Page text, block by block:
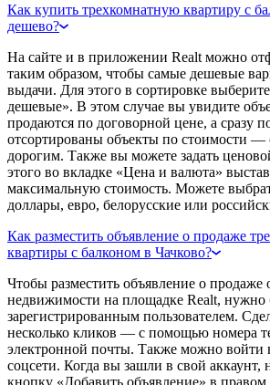
Как купить трехкомнатную квартиру с
дешево?
На сайте и в приложении Realt можно
таким образом, чтобы самые дешевые
выдачи. Для этого в сортировке
дешевые». В этом случае вы увидите
продаются по договорной цене, а сразу
отсортированы объекты по стоимости
дорогим. Также вы можете задать
этого во вкладке «Цена и валюта»
максимальную стоимость. Можете
доллары, евро, белорусские или
Как разместить объявление о продаже
квартиры с балконом в Чачково?
Чтобы разместить объявление о продаже
недвижимости на площадке Realt, нужно
зарегистрированным пользователем.
несколько кликов — с помощью номера
электронной почты. Также можно войти
соцсети. Когда вы зашли в свой
кнопку «Добавить объявление» в правом